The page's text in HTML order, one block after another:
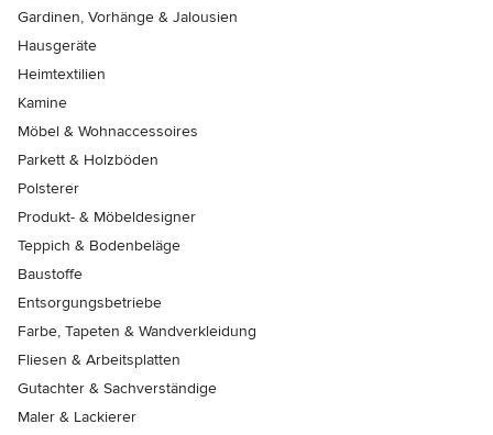
Gardinen, Vorhänge & Jalousien
Hausgeräte
Heimtextilien
Kamine
Möbel & Wohnaccessoires
Parkett & Holzböden
Polsterer
Produkt- & Möbeldesigner
Teppich & Bodenbeläge
Baustoffe
Entsorgungsbetriebe
Farbe, Tapeten & Wandverkleidung
Fliesen & Arbeitsplatten
Gutachter & Sachverständige
Maler & Lackierer